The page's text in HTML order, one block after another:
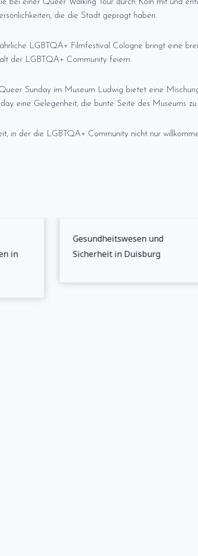
bei einer Queer Walking Tour durch Köln mit und
die die Stadt geprägt haben.
LGBTQA+ Filmfestival Cologne bringt eine
der LGBTQA+ Community feiern.
Sunday im Museum Ludwig bietet eine
eine Gelegenheit, die bunte Seite des Museums
in der die LGBTQA+ Community nicht nur
in
Gesundheitswesen und
Sicherheit in Duisburg